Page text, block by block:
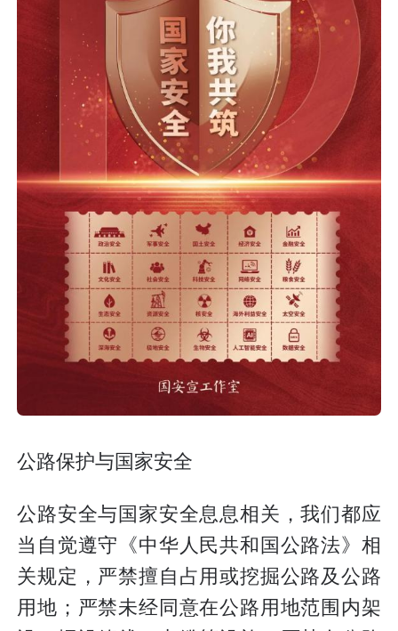
公路保护与国家安全
公路安全与国家安全息息相关，我们都应
当自觉遵守《中华人民共和国公路法》相
关规定，严禁擅自占用或挖掘公路及公路
用地；严禁未经同意在公路用地范围内架